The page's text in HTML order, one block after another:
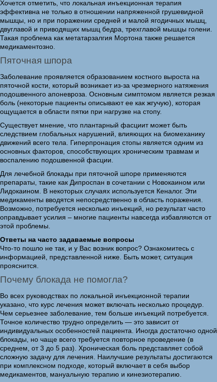
Хочется отметить, что локальная инъекционная терапия
эффективна не только в отношении напряженной грушевидной
мышцы, но и при поражении средней и малой ягодичных мышц,
двуглавой и приводящих мышц бедра, трехглавой мышцы голени.
Такая проблема как метатарзалгия Мортона также решается
медикаментозно.
Пяточная шпора
Заболевание проявляется образованием костного выроста на
пяточной кости, который возникает из-за чрезмерного натяжения
подошвенного апоневроза. Основным симптомом является резкая
боль (некоторые пациенты описывают ее как жгучую), которая
ощущается в области пятки при нагрузке на стопу.
Существует мнение, что плантарный фасциит может быть
следствием глобальных нарушений, влияющих на биомеханику
движений всего тела. Гиперпронация стопы является одним из
основных факторов, способствующих хроническим травмам и
воспалению подошвенной фасции.
Для лечебной блокады при пяточной шпоре применяются
препараты, такие как Дипроспан в сочетании с Новокаином или
Лидокаином. В некоторых случаях используется Кеналог. Эти
медикаменты вводятся непосредственно в область поражения.
Возможно, потребуется несколько инъекций, но результат часто
оправдывает усилия – многие пациенты навсегда избавляются от
этой проблемы.
Ответы на часто задаваемые вопросы
Что-то пошло не так, и у Вас возник вопрос? Ознакомитесь с
информацией, представленной ниже. Быть может, ситуация
прояснится.
Почему блокада не помогла?
Во всех руководствах по локальной инъекционной терапии
указано, что курс лечения может включать несколько процедур.
Чем серьезнее заболевание, тем больше инъекций потребуется.
Точное количество трудно определить — это зависит от
индивидуальных особенностей пациента. Иногда достаточно одной
блокады, но чаще всего требуется повторное проведение (в
среднем, от 3 до 5 раз). Хроническая боль представляет собой
сложную задачу для лечения. Наилучшие результаты достигаются
при комплексном подходе, который включает в себя выбор
медикаментов, мануальную терапию и кинезиотерапию.